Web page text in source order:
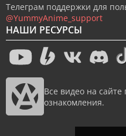
НАШИ РЕСУРСЫ
Все видео на сайте
ознакомления.
Телеграм поддержки для
@YummyAnime_support